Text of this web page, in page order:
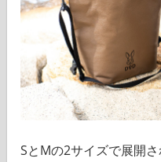
SとMの2サイズで展開